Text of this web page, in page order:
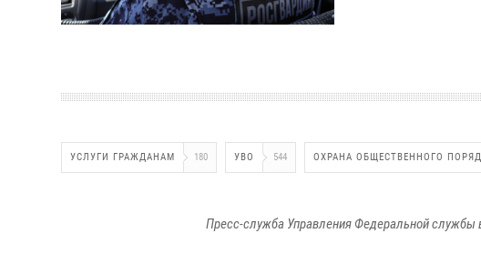
УСЛУГИ ГРАЖДАНАМ 180 УВО 544 ОХРАНА ОБЩЕСТВЕННОГО
Пресс-служба Управления Федеральной службы